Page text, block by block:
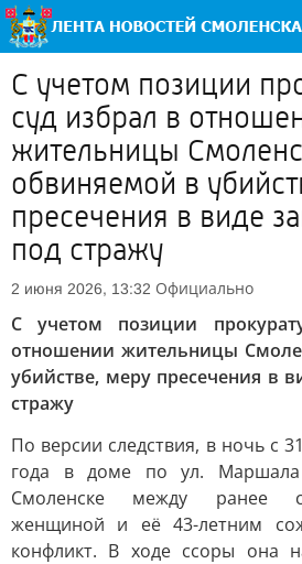
С учетом позиции
суд избрал в
жительницы
обвиняемой в
пресечения в виде
под стражу
2 июня 2026, 13:32 Официально
С учетом позиции
отношении жительницы
убийстве, меру пресечения в
стражу
По версии следствия, в ночь с
года в доме по ул. Маршала
Смоленске между ранее
женщиной и её 43-летним
конфликт. В ходе ссоры она